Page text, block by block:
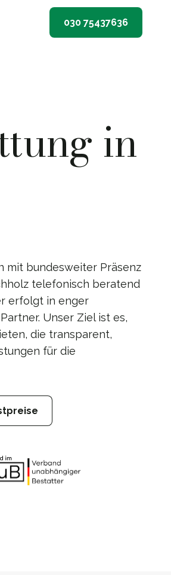
030 75437636
in
mit bundesweiter Präsenz
telefonisch beratend
erfolgt in enger
Unser Ziel ist es,
die transparent,
für die